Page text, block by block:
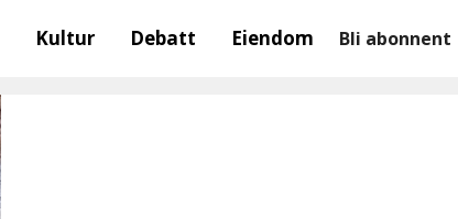
Kultur Debatt Eiendom Bli abonnent